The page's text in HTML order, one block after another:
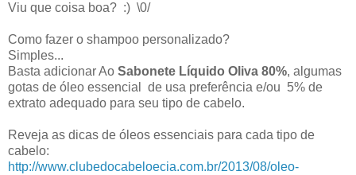
Viu que coisa boa? :) \0/
Como fazer o shampoo personalizado?
Simples...
Basta adicionar Ao Sabonete Líquido Oliva 80%, algumas
gotas de óleo essencial de usa preferência e/ou 5% de
extrato adequado para seu tipo de cabelo.
Reveja as dicas de óleos essenciais para cada tipo de
cabelo:
http://www.clubedocabeloecia.com.br/2013/08/oleo-